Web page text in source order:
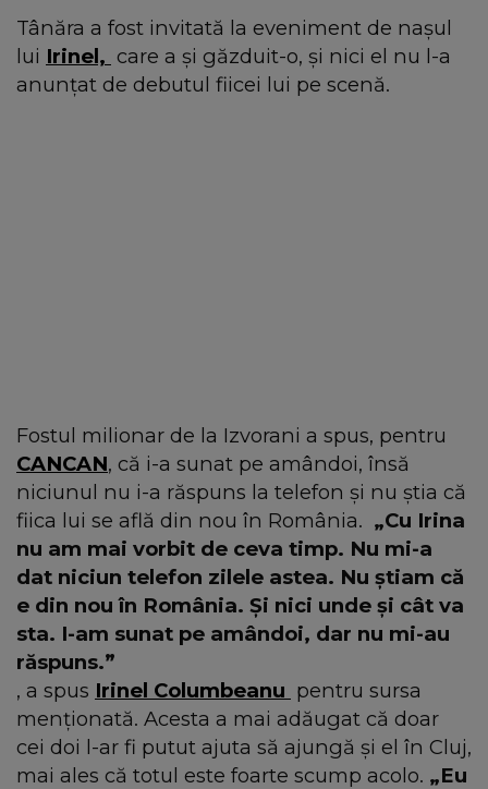
Tânăra a fost invitată la eveniment de nașul
lui Irinel, care a și găzduit-o, și nici el nu l-a
anunțat de debutul fiicei lui pe scenă.
Fostul milionar de la Izvorani a spus, pentru
CANCAN, că i-a sunat pe amândoi, însă
niciunul nu i-a răspuns la telefon și nu știa că
fiica lui se află din nou în România. „Cu Irina
nu am mai vorbit de ceva timp. Nu mi-a
dat niciun telefon zilele astea. Nu știam că
e din nou în România. Și nici unde și cât va
sta. I-am sunat pe amândoi, dar nu mi-au
răspuns.”
, a spus Irinel Columbeanu pentru sursa
menționată. Acesta a mai adăugat că doar
cei doi l-ar fi putut ajuta să ajungă și el în Cluj,
mai ales că totul este foarte scump acolo. „Eu